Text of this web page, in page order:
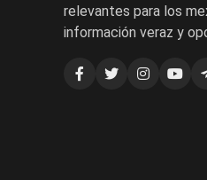
relevantes para los
información veraz y